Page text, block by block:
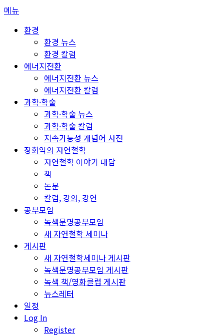
콘
메뉴
환경
환경 뉴스
환경 칼럼
에너지전환
에너지전환 뉴스
에너지전환 칼럼
과학·학술
과학·학술 뉴스
과학·학술 칼럼
지속가능성 개념어 사전
장회익의 자연철학
자연철학 이야기 대담
책
논문
칼럼, 강의, 강연
공부모임
녹색문명공부모임
새 자연철학 세미나
게시판
새 자연철학세미나 게시판
녹색문명공부모임 게시판
녹색 책/영화클럽 게시판
뉴스레터
일정
Log In
Register